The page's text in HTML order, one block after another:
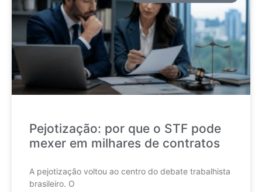
Pejotização: por que o STF pode
mexer em milhares de contratos
A pejotização voltou ao centro do debate trabalhista
brasileiro. O